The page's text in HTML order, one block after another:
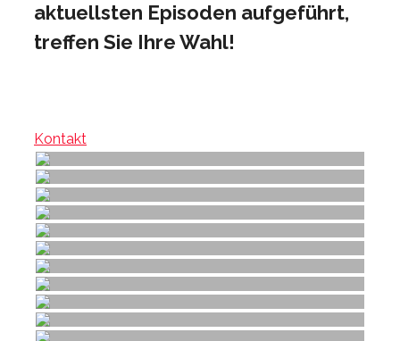
aktuellsten Episoden aufgeführt,
treffen Sie Ihre Wahl!
Kontakt